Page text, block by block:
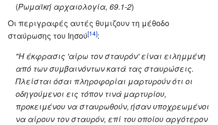
(Ρωμαϊκή αρχαιολογία, 69.1-2)
Οι περιγραφές αυτές θυμιζουν τη μέθοδο
σταύρωσης του Ιησού[14]:
"Η έκφρασις 'αίρω τον σταυρόν' είναι ειλημμένη
από των συμβαινόντων κατά τας σταυρώσεις.
Πλείσται όσαι πληροφορίαι μαρτυρούν ότι οι
οδηγούμενοι εις τόπον τινά μαρτυρίου,
προκειμένου να σταυρωθούν, ήσαν υποχρεωμένοι
να αίρουν τον σταυρόν, επί του οποίου αργότερον